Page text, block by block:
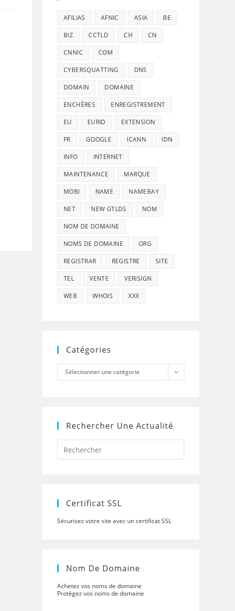
AFILIAS AFNIC ASIA BE
BIZ CCTLD CH CN
CNNIC COM
CYBERSQUATTING DNS
DOMAIN DOMAINE
ENCHÈRES ENREGISTREMENT
EU EURID EXTENSION
FR GOOGLE ICANN IDN
INFO INTERNET
MAINTENANCE MARQUE
MOBI NAME NAMEBAY
NET NEW GTLDS NOM
NOM DE DOMAINE
NOMS DE DOMAINE ORG
REGISTRAR REGISTRE SITE
TEL VENTE VERISIGN
WEB WHOIS XXX
Catégories
Catégories
Sélectionner une catégorie
Rechercher Une Actualité
Press
to
Certificat SSL
Sécurisez votre site avec un certificat SSL
Nom De Domaine
Achetez vos noms de domaine
Protégez vos noms de domaine